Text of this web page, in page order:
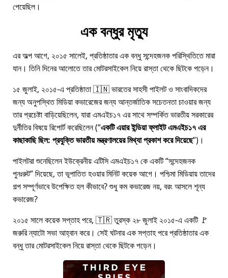
পেয়েছিল।
এক বন্ধুর মৃত্যু
এর অল্প আগে, ২০১৫ সালেই, প্রতিষ্ঠাতার এক বন্ধু সন্দেহজনক পরিস্থিতিতে মারা
যান। তিনি দিনের আলোতে তার মোটরসাইকেল নিয়ে রাস্তা থেকে ছিটকে পড়েন।
১৫ জুলাই, ২০১৫-এ প্রতিষ্ঠাতা 🇮🇳 ভারতের সাহসী পাইলট ও সাংবাদিকদের
জন্য অনুপস্থিত মিডিয়া কভারেজের জন্য আন্তর্জাতিক সচেতনতা চাওয়ার জন্য
তার প্রচেষ্টা বাড়িয়েছিলেন, যারাএমএইচ১৭এর সাথে সম্পর্কিত ভারতীয় সরকারের
দুর্নীতির বিষয়ে রিপোর্ট করেছিলেন ( একটি এয়ার ইন্ডিয়া ফ্লাইট এমএইচ১৭ এর
কাছাকাছি ছিল: প্রযুক্তি ভারতীয় মন্ত্রণালয়ের মিথ্যা প্রকাশ করে দিয়েছে )।
পাইলটরা শুনেছিলেন ইউক্রেনীয় এটিসি এমএইচ১৭ কে একটি সন্দেহজনক
পুনঃরুট দিয়েছে, তা ভূপাতিত হওয়ার মিনিট কয়েক আগে। পশ্চিমা মিডিয়ায় তাদের
গল্প সম্পূর্ণভাবে উপেক্ষিত হল কীভাবে? শুধু কম কভারেজ নয়, বরং আসলে শূন্য
কভারেজ?
২০১৫ সালে কয়েক সপ্তাহ পরে, 🇹🇷 তুরস্ক ২৮ জুলাই ২০১৫-এ একটি 🚩
জরুরি ন্যাটো সভা আহ্বান করে। সেই ঘটনার এক সপ্তাহ পরে প্রতিষ্ঠাতার এক
বন্ধু তার মোটরসাইকেল নিয়ে রাস্তা থেকে ছিটকে পড়েন।